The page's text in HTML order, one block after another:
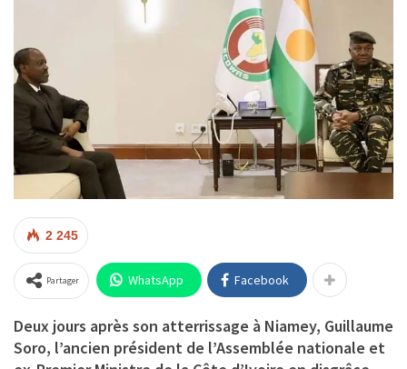
2 245
Partager WhatsApp Facebook
Deux jours après son atterrissage à Niamey, Guillaume
Soro, l’ancien président de l’Assemblée nationale et